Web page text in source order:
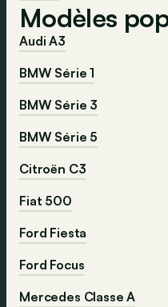
Modèles
Audi A3
BMW Série 1
BMW Série 3
BMW Série 5
Citroën C3
Fiat 500
Ford Fiesta
Ford Focus
Mercedes Classe A